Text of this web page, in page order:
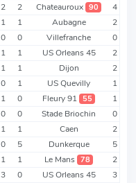
2 2 Chateauroux 90 4
1 1 Aubagne 2
0 0 Villefranche 0
1 1 US Orleans 45 2
1 1 Dijon 2
0 1 US Quevilly 1
1 0 Fleury 91 55 1
0 0 Stade Briochin 0
1 1 Caen 2
0 5 Dunkerque 5
1 1 Le Mans 78 2
3 0 US Orleans 45 3